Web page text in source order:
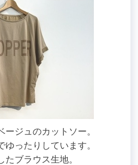
ジュのカットソー。
ったりしています。
ブラウス生地。